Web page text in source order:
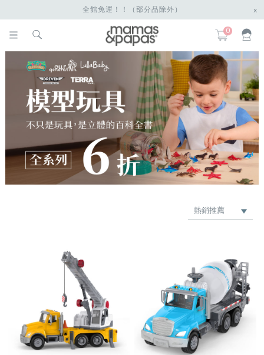
全館免運！！（部分品除外） x
0
最新上架
熱銷推薦
品牌
價格低 → 高
價格高 → 低